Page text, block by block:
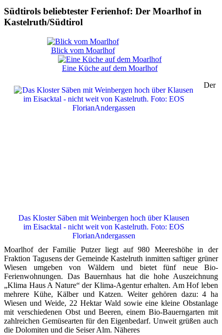
Südtirols beliebtester Ferienhof: Der Moarlhof in
Kastelruth/Südtirol
Blick vom Moarlhof
Eine Küche auf dem Moarlhof
Das Kloster Säben mit Weinbergen hoch über Klausen
im Eisacktal - nicht weit von Kastelruth. Foto: EOS
FlorianAndergassen
Der
Moarlhof der Familie Putzer liegt auf 980 Meereshöhe in der
Fraktion Tagusens der Gemeinde Kastelruth inmitten saftiger grüner
Wiesen umgeben von Wäldern und bietet fünf neue Bio-
Ferienwohnungen. Das Bauernhaus hat die hohe Auszeichnung
„Klima Haus A Nature“ der Klima-Agentur erhalten. Am Hof leben
mehrere Kühe, Kälber und Katzen. Weiter gehören dazu: 4 ha
Wiesen und Weide, 22 Hektar Wald sowie eine kleine Obstanlage
mit verschiedenen Obst und Beeren, einem Bio-Bauerngarten mit
zahlreichen Gemüsearten für den Eigenbedarf. Unweit grüßen auch
die Dolomiten und die Seiser Alm. Näheres